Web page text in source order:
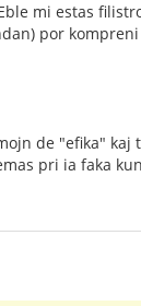
mi estas
por
de "efika" kaj
pri ia faka